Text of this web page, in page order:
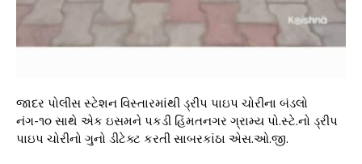
જાદર પોલીસ સ્ટેશન વિસ્તારમાંથી ડ્રીપ પાઇપ ચોરીના બંડલો
નંગ-૧૦ સાથે એક ઇસમને પકડી હિંમતનગર ગ્રામ્ય પો.સ્ટે.નો ડ્રીપ
પાઇપ ચોરીનો ગુનો ડીટેક્ટ કરતી સાબરકાંઠા એસ.ઓ.જી.